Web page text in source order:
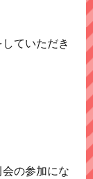
ていただき
の参加にな